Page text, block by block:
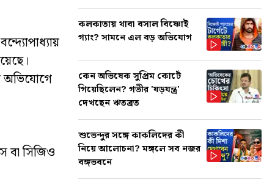
অভিযোগে
বা সিজিও
কলকাতায় থাবা বসাল বিষ্ণোই
গ্যাং? সামনে এল বড় অভিযোগ
কেন অভিষেক সুপ্রিম কোর্টে
গিয়েছিলেন? গভীর 'ষড়যন্ত্র'
দেখছেন ঋতব্রত
শুভেন্দুর সঙ্গে কাকলিদের কী
নিয়ে আলোচনা? মঙ্গলে সব নজর
বঙ্গভবনে